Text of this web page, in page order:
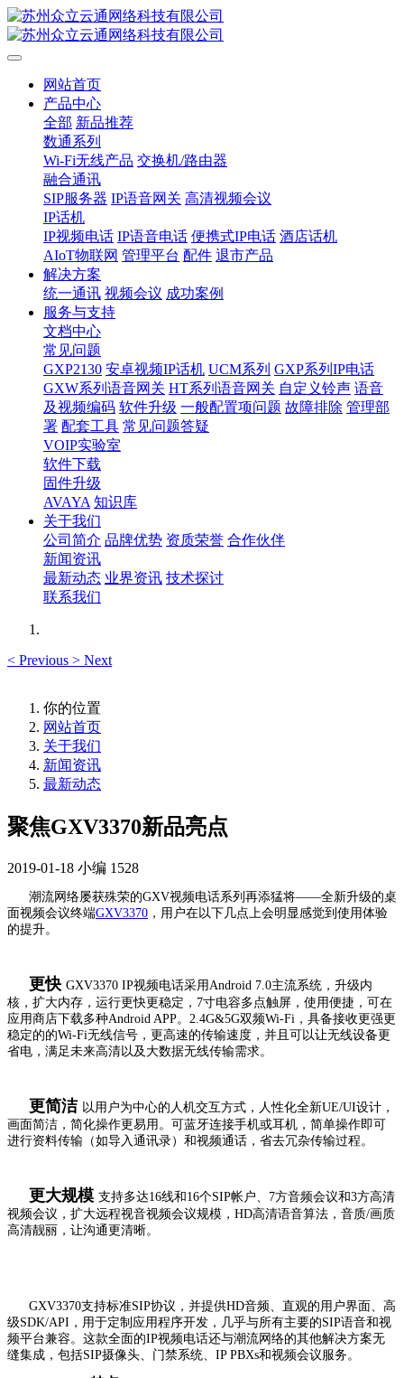
网站首页
产品中心
全部 新品推荐
数通系列
Wi-Fi无线产品 交换机/路由器
融合通讯
SIP服务器 IP语音网关 高清视频会议
IP话机
IP视频电话 IP语音电话 便携式IP电话 酒店话机
AIoT物联网 管理平台 配件 退市产品
解决方案
统一通讯 视频会议 成功案例
服务与支持
文档中心
常见问题
GXP2130 安卓视频IP话机 UCM系列 GXP系列IP电话
GXW系列语音网关 HT系列语音网关 自定义铃声 语音
及视频编码 软件升级 一般配置项问题 故障排除 管理部
署 配套工具 常见问题答疑
VOIP实验室
软件下载
固件升级
AVAYA 知识库
关于我们
公司简介 品牌优势 资质荣誉 合作伙伴
新闻资讯
最新动态 业界资讯 技术探讨
联系我们
< Previous > Next
你的位置
网站首页
关于我们
新闻资讯
最新动态
聚焦GXV3370新品亮点
2019-01-18 小编 1528
潮流网络屡获殊荣的GXV视频电话系列再添猛将——全新升级的桌
面视频会议终端GXV3370 ，用户在以下几点上会明显感觉到使用体验
的提升。
更快 GXV3370 IP视频电话采用Android 7.0主流系统，升级内
核，扩大内存，运行更快更稳定，7寸电容多点触屏，使用便捷，可在
应用商店下载多种Android APP。2.4G&5G双频Wi-Fi，具备接收更强更
稳定的的Wi-Fi无线信号，更高速的传输速度，并且可以让无线设备更
省电，满足未来高清以及大数据无线传输需求。
更简洁 以用户为中心的人机交互方式，人性化全新UE/UI设计，
画面简洁，简化操作更易用。可蓝牙连接手机或耳机，简单操作即可
进行资料传输（如导入通讯录）和视频通话，省去冗杂传输过程。
更大规模 支持多达16线和16个SIP帐户、7方音频会议和3方高清
视频会议，扩大远程视音视频会议规模，HD高清语音算法，音质/画质
高清靓丽，让沟通更清晰。
GXV3370支持标准SIP协议，并提供HD音频、直观的用户界面、高
级SDK/API，用于定制应用程序开发，几乎与所有主要的SIP语音和视
频平台兼容。这款全面的IP视频电话还与潮流网络的其他解决方案无
缝集成，包括SIP摄像头、门禁系统、IP PBXs和视频会议服务。